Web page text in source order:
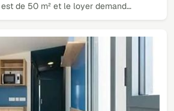
de 50 m² et le loyer demand…